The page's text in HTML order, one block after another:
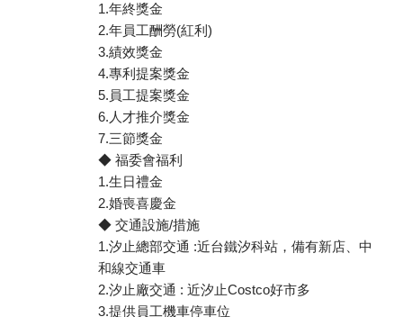
1.年終獎金
2.年員工酬勞(紅利)
3.績效獎金
4.專利提案獎金
5.員工提案獎金
6.人才推介獎金
7.三節獎金
◆ 福委會福利
1.生日禮金
2.婚喪喜慶金
◆ 交通設施/措施
1.汐止總部交通 :近台鐵汐科站，備有新店、中
和線交通車
2.汐止廠交通 : 近汐止Costco好市多
3.提供員工機車停車位